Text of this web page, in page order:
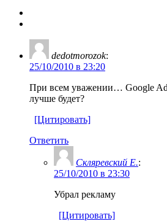
dedotmorozok:
25/10/2010 в 23:20
При всем уважении… Google
лучше будет?
[Цитировать]
Ответить
Скляревский Е.:
25/10/2010 в 23:30
Убрал рекламу
[Цитировать]